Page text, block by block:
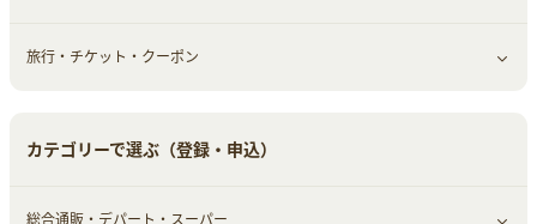
赤ちゃん・こども・マタニティ
オフィス・文具
すべて見る
旅行・チケット・クーポン
カテゴリーで選ぶ（登録・申込）
総合通販・デパート・スーパー